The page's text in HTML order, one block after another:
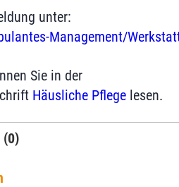
unter:
Management/
Sie in der
Häusliche Pflegelesen.
(0)